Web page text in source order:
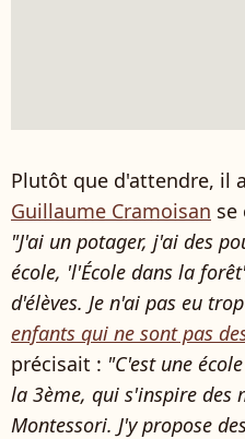
Plutôt que d'attendre, il
Guillaume Cramoisan se
"J'ai un potager, j'ai des
école, 'l'École dans la
d'élèves. Je n'ai pas eu
enfants qui ne sont pas
précisait : "C'est une
la 3ème, qui s'inspire des
Montessori. J'y propose